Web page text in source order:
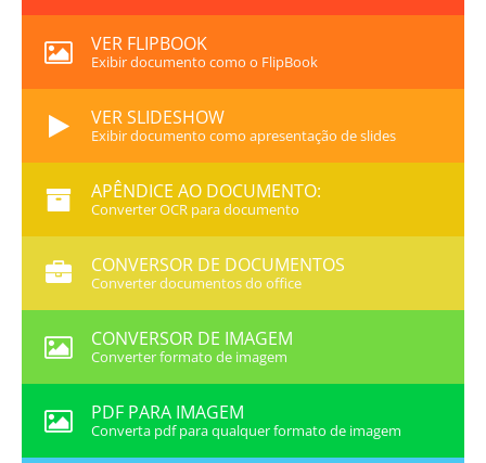
VER FLIPBOOK
Exibir documento como o FlipBook
VER SLIDESHOW
Exibir documento como apresentação de slides
APÊNDICE AO DOCUMENTO:
Converter OCR para documento
CONVERSOR DE DOCUMENTOS
Converter documentos do office
CONVERSOR DE IMAGEM
Converter formato de imagem
PDF PARA IMAGEM
Converta pdf para qualquer formato de imagem